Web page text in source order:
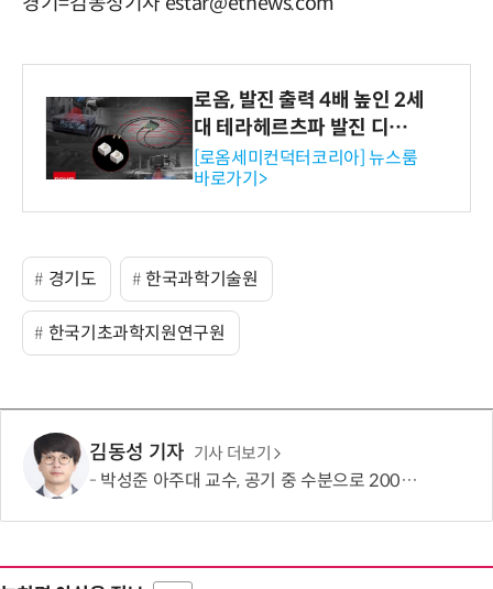
로옴, 발진 출력 4배 높인 2세
대 테라헤르츠파 발진 디바이
스 개발
[로옴세미컨덕터코리아] 뉴스룸
바로가기>
경기도 한국과학기술원
한국기초과학지원연구원
김동성 기자 기사 더보기
박성준 아주대 교수, 공기 중 수분으로 200㎛ 피부 부착 전지 개발